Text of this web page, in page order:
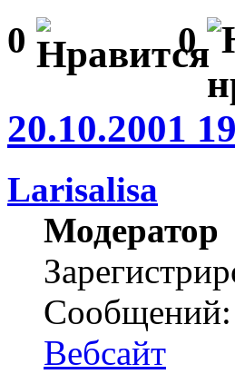
0 0
20.10.2001
Larisalisa
Модератор
Вебсайт